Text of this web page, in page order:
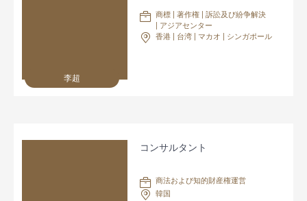
李超
商標 | 著作権 | 訴訟及び紛争解決
| アジアセンター
香港 | 台湾 | マカオ | シンガポール
コンサルタント
商法および知的財産権運営
韓国